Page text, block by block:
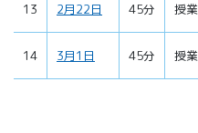
13 2月22日 45分 授業
14 3月1日 45分 授業